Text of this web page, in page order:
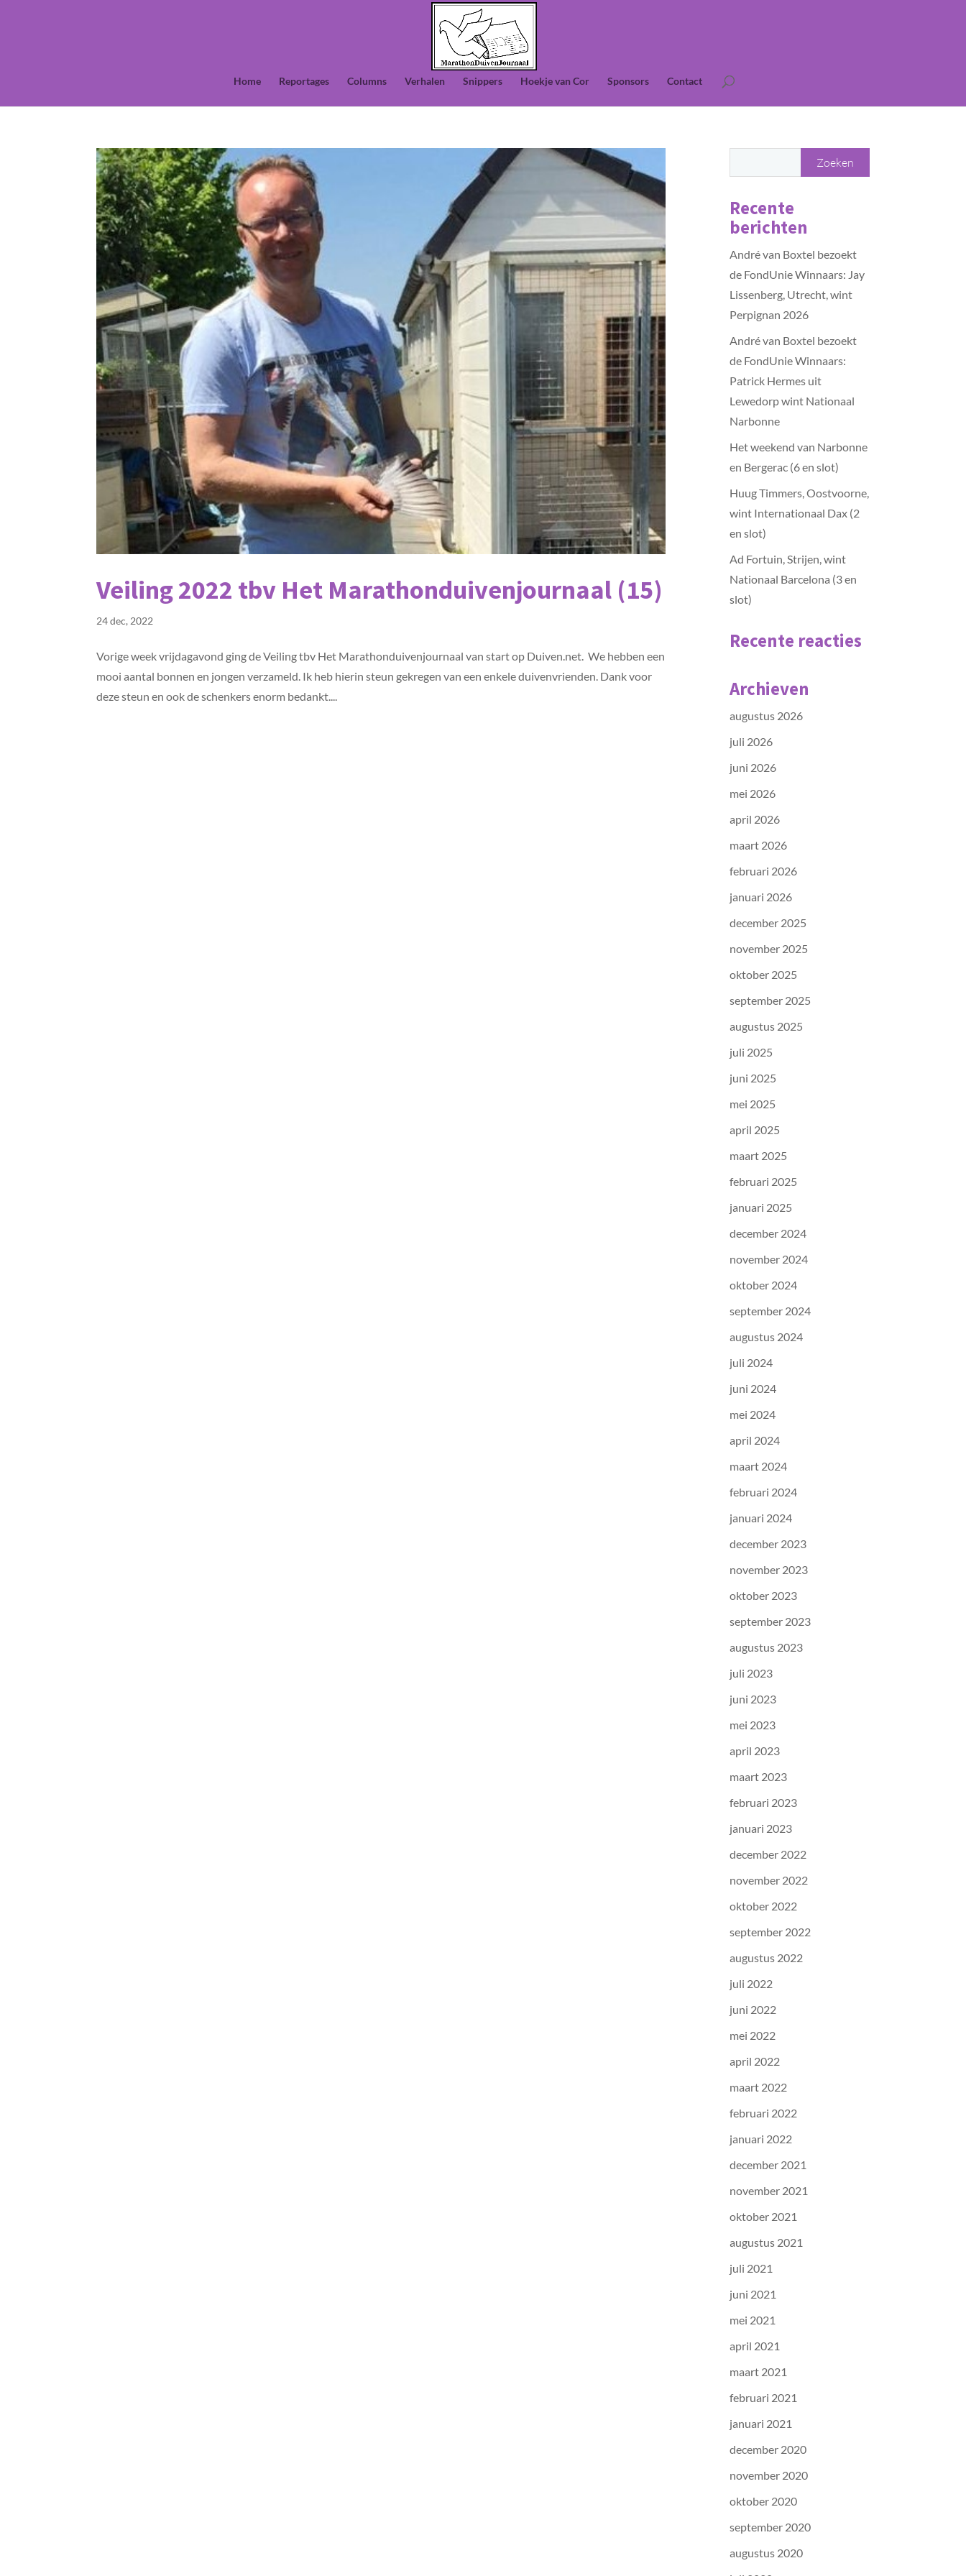
Home Reportages Columns Verhalen Snippers Hoekje van Cor Sponsors Contact
Veiling 2022 tbv Het Marathonduivenjournaal (15)
24 dec, 2022
Vorige week vrijdagavond ging de Veiling tbv Het Marathonduivenjournaal van start op Duiven.net. We hebben een
mooi aantal bonnen en jongen verzameld. Ik heb hierin steun gekregen van een enkele duivenvrienden. Dank voor
deze steun en ook de schenkers enorm bedankt....
Recente
berichten
André van Boxtel bezoekt
de FondUnie Winnaars: Jay
Lissenberg, Utrecht, wint
Perpignan 2026
André van Boxtel bezoekt
de FondUnie Winnaars:
Patrick Hermes uit
Lewedorp wint Nationaal
Narbonne
Het weekend van Narbonne
en Bergerac (6 en slot)
Huug Timmers, Oostvoorne,
wint Internationaal Dax (2
en slot)
Ad Fortuin, Strijen, wint
Nationaal Barcelona (3 en
slot)
Recente reacties
Archieven
augustus 2026
juli 2026
juni 2026
mei 2026
april 2026
maart 2026
februari 2026
januari 2026
december 2025
november 2025
oktober 2025
september 2025
augustus 2025
juli 2025
juni 2025
mei 2025
april 2025
maart 2025
februari 2025
januari 2025
december 2024
november 2024
oktober 2024
september 2024
augustus 2024
juli 2024
juni 2024
mei 2024
april 2024
maart 2024
februari 2024
januari 2024
december 2023
november 2023
oktober 2023
september 2023
augustus 2023
juli 2023
juni 2023
mei 2023
april 2023
maart 2023
februari 2023
januari 2023
december 2022
november 2022
oktober 2022
september 2022
augustus 2022
juli 2022
juni 2022
mei 2022
april 2022
maart 2022
februari 2022
januari 2022
december 2021
november 2021
oktober 2021
augustus 2021
juli 2021
juni 2021
mei 2021
april 2021
maart 2021
februari 2021
januari 2021
december 2020
november 2020
oktober 2020
september 2020
augustus 2020